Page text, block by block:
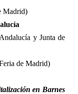
Madrid)
y Junta de
de Madrid)
en Barnes